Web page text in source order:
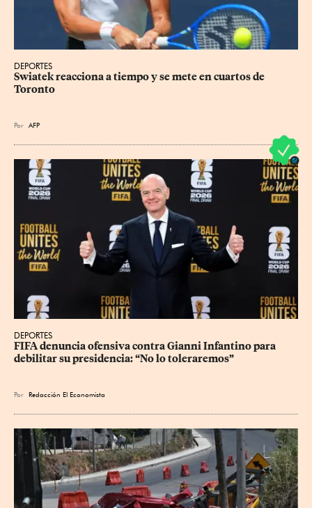
DEPORTES
Swiatek reacciona a tiempo y se mete en cuartos de
Toronto
Por AFP
DEPORTES
FIFA denuncia ofensiva contra Gianni Infantino para
debilitar su presidencia: “No lo toleraremos”
Por Redacción El Economista